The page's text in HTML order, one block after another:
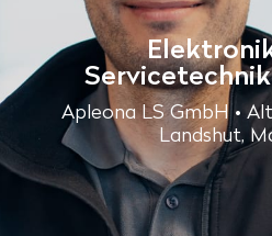
Apleona LS GmbH •
Landshut,